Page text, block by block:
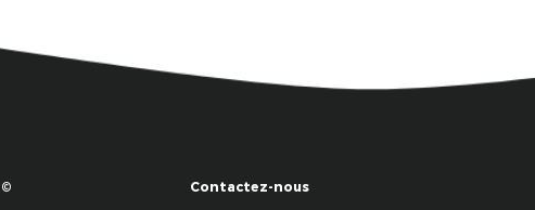
Contactez-nous